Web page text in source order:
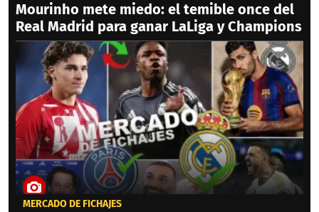
Mourinho mete miedo: el temible once del
Real Madrid para ganar LaLiga y Champions
MERCADO DE FICHAJES